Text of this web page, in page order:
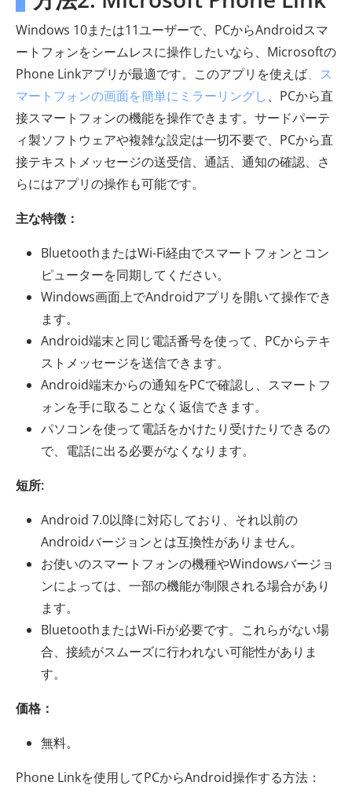
Windows 10または11ユーザーで、PCからAndroidスマ
ートフォンをシームレスに操作したいなら、Microsoftの
Phone Linkアプリが最適です。このアプリを使えば、ス
マートフォンの画面を簡単にミラーリングし、PCから直
接スマートフォンの機能を操作できます。サードパーテ
ィ製ソフトウェアや複雑な設定は一切不要で、PCから直
接テキストメッセージの送受信、通話、通知の確認、さ
らにはアプリの操作も可能です。
主な特徴：
BluetoothまたはWi-Fi経由でスマートフォンとコン
ピューターを同期してください。
Windows画面上でAndroidアプリを開いて操作でき
ます。
Android端末と同じ電話番号を使って、PCからテキ
ストメッセージを送信できます。
Android端末からの通知をPCで確認し、スマートフ
ォンを手に取ることなく返信できます。
パソコンを使って電話をかけたり受けたりできるの
で、電話に出る必要がなくなります。
短所:
Android 7.0以降に対応しており、それ以前の
Androidバージョンとは互換性がありません。
お使いのスマートフォンの機種やWindowsバージョ
ンによっては、一部の機能が制限される場合があり
ます。
BluetoothまたはWi-Fiが必要です。これらがない場
合、接続がスムーズに行われない可能性がありま
す。
価格：
無料。
Phone Linkを使用してPCからAndroid操作する方法：